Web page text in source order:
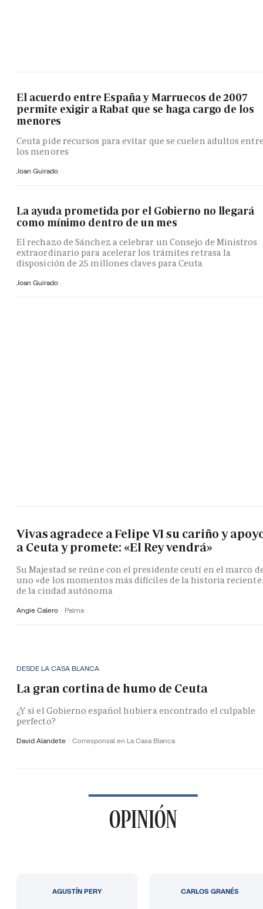
El acuerdo entre España y Marruecos de 2007
permite exigir a Rabat que se haga cargo de los
menores
Ceuta pide recursos para evitar que se cuelen adultos
los menores
Joan Guirado
La ayuda prometida por el Gobierno no llegará
como mínimo dentro de un mes
El rechazo de Sánchez a celebrar un Consejo de Ministros
extraordinario para acelerar los trámites retrasa la
disposición de 25 millones claves para Ceuta
Joan Guirado
Vivas agradece a Felipe VI su cariño y
a Ceuta y promete: «El Rey vendrá»
Su Majestad se reúne con el presidente ceutí en el marco
uno «de los momentos más difíciles de la historia
de la ciudad autónoma
Angie Calero Palma
DESDE LA CASA BLANCA
La gran cortina de humo de Ceuta
¿Y si el Gobierno español hubiera encontrado el culpable
perfecto?
David Alandete Corresponsal en La Casa Blanca
OPINIÓN
AGUSTÍN PERY CARLOS GRANÉS